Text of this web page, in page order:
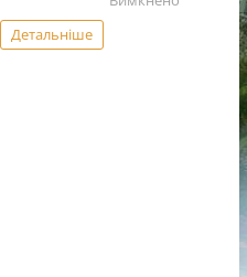
юнацькоï
творчостi
Детальніше